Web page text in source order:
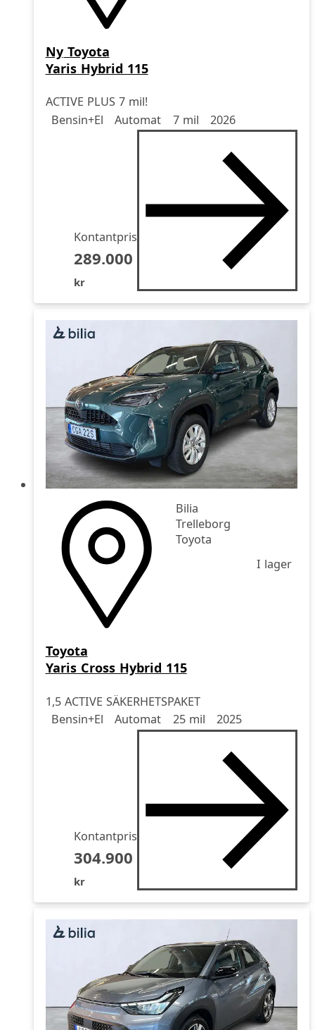
Ny Toyota
Yaris Hybrid 115
ACTIVE PLUS 7 mil!
Drivmedel
Bensin+El
Drivmedel Automat
Miltal 7 mil
årsmodell 2026
Kontantpris
289.000
kr
Bilia
Trelleborg
Toyota
I lager
Toyota
Yaris Cross Hybrid 115
1,5 ACTIVE SÄKERHETSPAKET
Drivmedel
Bensin+El
Drivmedel Automat
Miltal 25 mil
årsmodell 2025
Kontantpris
304.900
kr